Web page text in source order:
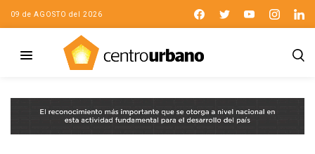
09 de AGOSTO del 2026